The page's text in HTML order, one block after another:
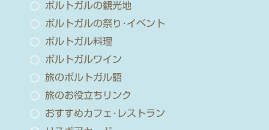
ポルトガルの観光地
ポルトガルの祭り･イベント
ポルトガル料理
ポルトガルワイン
旅のポルトガル語
旅のお役立ちリンク
おすすめカフェ･レストラン